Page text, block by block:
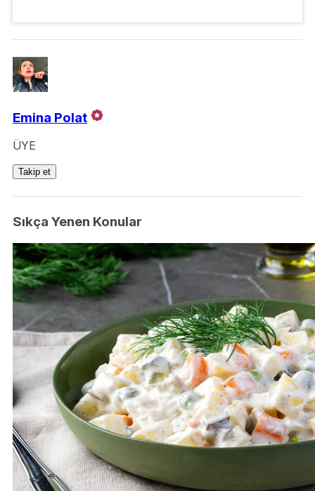
Emina Polat
ÜYE
Takip et
Sıkça Yenen Konular